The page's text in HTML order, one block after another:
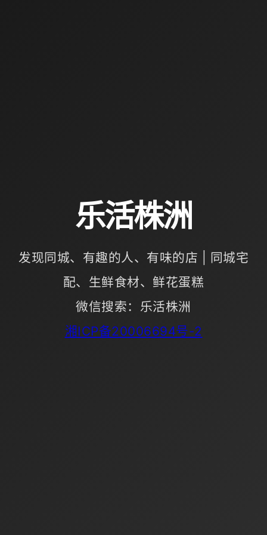
乐活株洲
发现同城、有趣的人、有味的店 | 同城宅
配、生鲜食材、鲜花蛋糕
微信搜索：乐活株洲
湘ICP备20006694号-2